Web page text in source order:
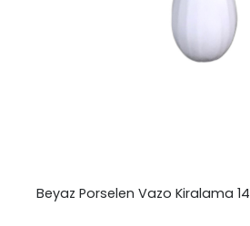
Beyaz Porselen Vazo Kiralama 14